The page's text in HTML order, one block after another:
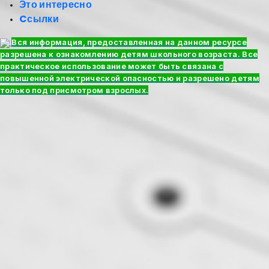
Это интересно
Cсылки
Вся информация, предоставленная на данном ресурсе
разрешена к ознакомлению детям школьного возраста. Все
практическое использование может быть связана с
повышенной электрической опасностью и разрешено детям
только под присмотром взрослых.